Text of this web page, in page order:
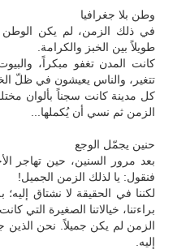
وطن بلا جغرافيا
في ذلك الزمن، لم يكن
طويلاً بين الخبز والكرامة.
كانت المدن تغفو مبكراً،
تتغير، والناس يعيشون في ظلّ
كل مدينة كانت سجناً بألوان
الزمن ثم نسي أن يُكملها...
حنين يجمّل الوجع
بعد مرور السنين، حين تهاجر
فنقول: يا لذلك الزمن الجميل!
لكننا في الحقيقة لا نشتاق
براءتنا، خيالاتنا الصغيرة التي
الزمن لم يكن جميلاً. نحن الذين
إليه.